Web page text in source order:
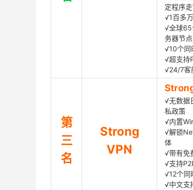
定程序
√1百多
√全球
务器节点
√10个同
√超支持
√24/7客
第
三
名
Strong
VPN
√无数据
私政策
√内置
√解锁
体
√带有免
√支持
√12个同
√中文支